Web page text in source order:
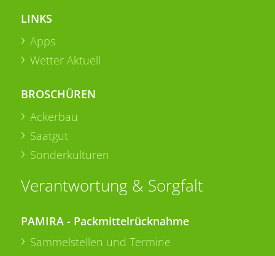
LINKS
Apps
Wetter Aktuell
BROSCHÜREN
Ackerbau
Saatgut
Sonderkulturen
Verantwortung & Sorgfalt
PAMIRA - Packmittelrücknahme
Sammelstellen und Termine